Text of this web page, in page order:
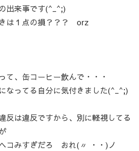
出来事です(^_^;)
は１点の損？？？ orz
て、缶コーヒー飲んで・・・
ってる自分に気付きました(^_^;)
反は違反ですから、別に軽視してる
コみすぎだろ おれ(〃 ・・)ノ